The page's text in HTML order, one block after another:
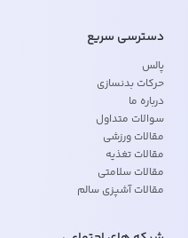
دسترسی سریع
پالس
حرکات بدنسازی
درباره ما
سوالات متداول
مقالات ورزشی
مقالات تغذیه
مقالات سلامتی
مقالات آشپزی سالم